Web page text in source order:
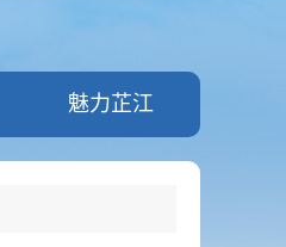
魅力芷江